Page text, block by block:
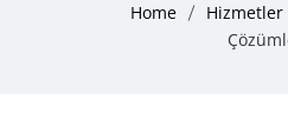
Home Hizmetler